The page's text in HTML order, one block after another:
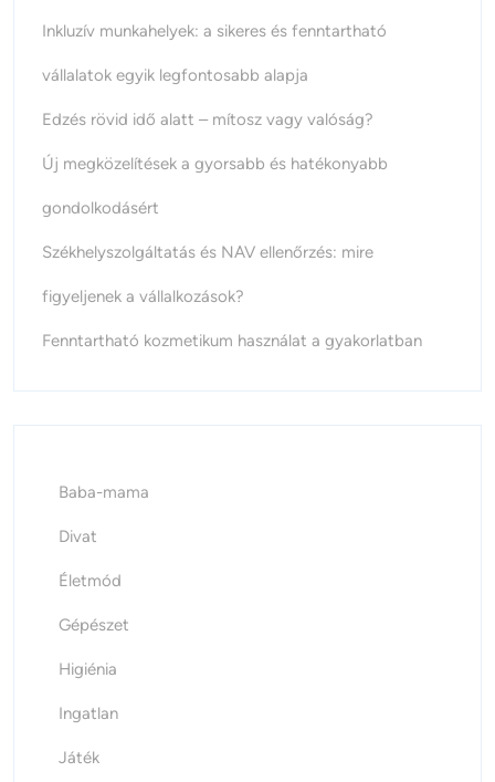
Inkluzív munkahelyek: a sikeres és fenntartható
vállalatok egyik legfontosabb alapja
Edzés rövid idő alatt – mítosz vagy valóság?
Új megközelítések a gyorsabb és hatékonyabb
gondolkodásért
Székhelyszolgáltatás és NAV ellenőrzés: mire
figyeljenek a vállalkozások?
Fenntartható kozmetikum használat a gyakorlatban
Baba-mama
Divat
Életmód
Gépészet
Higiénia
Ingatlan
Játék